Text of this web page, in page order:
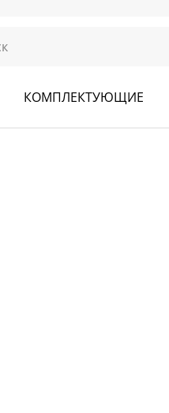
КОМПЛЕКТУЮЩИЕ